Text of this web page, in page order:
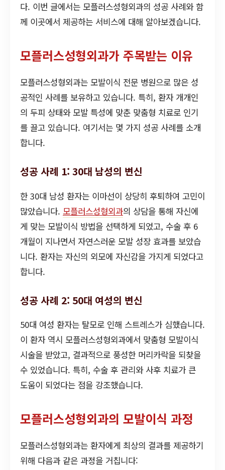
다. 이번 글에서는 모플러스성형외과의 성공 사례와 함
께 이곳에서 제공하는 서비스에 대해 알아보겠습니다.
모플러스성형외과가 주목받는 이유
모플러스성형외과는 모발이식 전문 병원으로 많은 성
공적인 사례를 보유하고 있습니다. 특히, 환자 개개인
의 두피 상태와 모발 특성에 맞춘 맞춤형 치료로 인기
를 끌고 있습니다. 여기서는 몇 가지 성공 사례를 소개
합니다.
성공 사례 1: 30대 남성의 변신
한 30대 남성 환자는 이마선이 상당히 후퇴하여 고민이
많았습니다. 모플러스성형외과의 상담을 통해 자신에
게 맞는 모발이식 방법을 선택하게 되었고, 수술 후 6
개월이 지나면서 자연스러운 모발 성장 효과를 보았습
니다. 환자는 자신의 외모에 자신감을 가지게 되었다고
합니다.
성공 사례 2: 50대 여성의 변신
50대 여성 환자는 탈모로 인해 스트레스가 심했습니다.
이 환자 역시 모플러스성형외과에서 맞춤형 모발이식
시술을 받았고, 결과적으로 풍성한 머리카락을 되찾을
수 있었습니다. 특히, 수술 후 관리와 사후 치료가 큰
도움이 되었다는 점을 강조했습니다.
모플러스성형외과의 모발이식 과정
모플러스성형외과는 환자에게 최상의 결과를 제공하기
위해 다음과 같은 과정을 거칩니다: